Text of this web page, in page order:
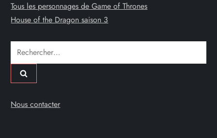
Tous les personnages de Game of Thrones
House of the Dragon saison 3
Rechercher :
Nous contacter